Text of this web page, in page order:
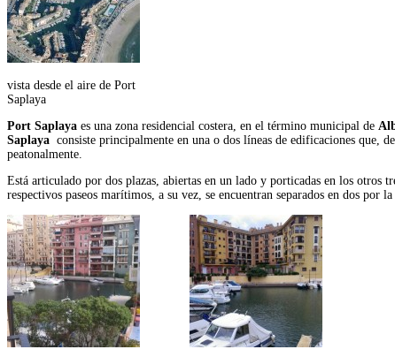
vista desde el aire de Port
Saplaya
Port Saplaya es una zona residencial costera, en el término municipal de
Saplaya consiste principalmente en una o dos líneas de edificaciones que,
peatonalmente.
Está articulado por dos plazas, abiertas en un lado y porticadas en los otros
respectivos paseos marítimos, a su vez, se encuentran separados en dos por